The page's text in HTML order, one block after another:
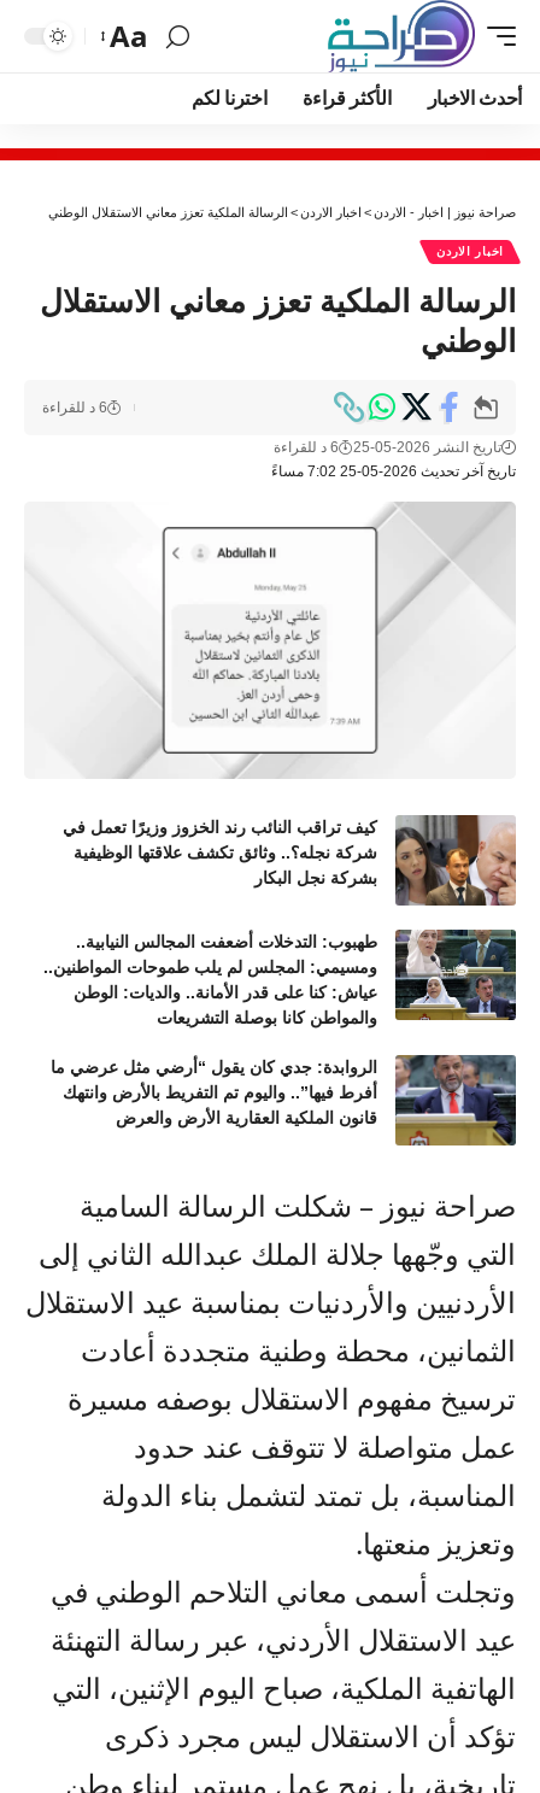
Aa
أحدث الاخبار الأكثر قراءة اخترنا لكم
صراحة نيوز | اخبار - الاردن> اخبار الاردن> الرسالة الملكية تعزز معاني الاستقلال الوطني
اخبار الاردن
الرسالة الملكية تعزز معاني الاستقلال
الوطني
تاريخ آخر تحديث 2026-05-25 7:02 مساءً
تاريخ النشر 2026-05-25 6 د للقراءة
6 د للقراءة
كيف تراقب النائب رند الخزوز وزيرًا تعمل في
شركة نجله؟.. وثائق تكشف علاقتها الوظيفية
بشركة نجل البكار
طهبوب: التدخلات أضعفت المجالس النيابية..
ومسيمي: المجلس لم يلب طموحات المواطنين..
عياش: كنا على قدر الأمانة.. والديات: الوطن
والمواطن كانا بوصلة التشريعات
الروابدة: جدي كان يقول “أرضي مثل عرضي ما
أفرط فيها”.. واليوم تم التفريط بالأرض وانتهك
قانون الملكية العقارية الأرض والعرض
صراحة نيوز – شكلت الرسالة السامية
التي وجّهها جلالة الملك عبدالله الثاني إلى
الأردنيين والأردنيات بمناسبة عيد الاستقلال
الثمانين، محطة وطنية متجددة أعادت
ترسيخ مفهوم الاستقلال بوصفه مسيرة
عمل متواصلة لا تتوقف عند حدود
المناسبة، بل تمتد لتشمل بناء الدولة
وتعزيز منعتها.
وتجلت أسمى معاني التلاحم الوطني في
عيد الاستقلال الأردني، عبر رسالة التهنئة
الهاتفية الملكية، صباح اليوم الإثنين، التي
تؤكد أن الاستقلال ليس مجرد ذكرى
تاريخية، بل نهج عمل مستمر لبناء وطن